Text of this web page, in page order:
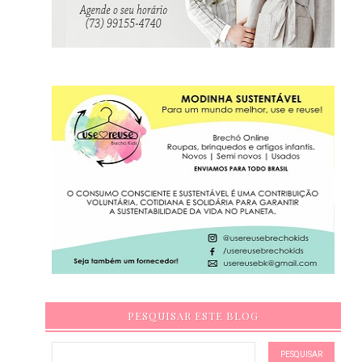
PESQUISAR ESTE BLOG